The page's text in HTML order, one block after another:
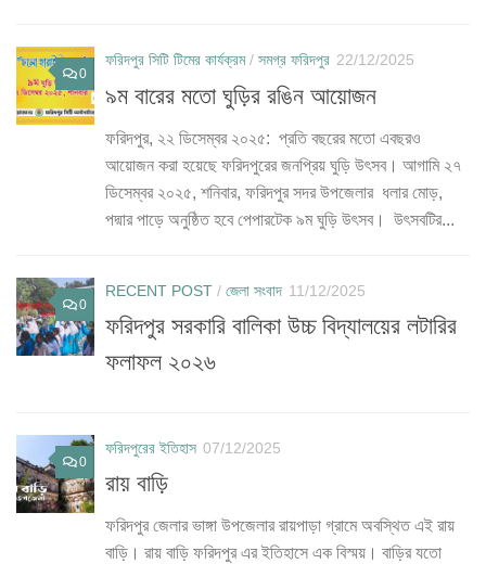
0
ফরিদপুর সিটি টিমের কার্যক্রম/ সমগ্র ফরিদপুর 22/12/2025
৯ম বারের মতো ঘুড়ির রঙিন আয়োজন
ফরিদপুর, ২২ ডিসেম্বর ২০২৫: প্রতি বছরের মতো এবছরও
আয়োজন করা হয়েছে ফরিদপুরের জনপ্রিয় ঘুড়ি উৎসব। আগামি ২৭
ডিসেম্বর ২০২৫, শনিবার, ফরিদপুর সদর উপজেলার ধলার মোড়,
পদ্মার পাড়ে অনুষ্ঠিত হবে পেপারটেক ৯ম ঘুড়ি উৎসব। উৎসবটির...
0
RECENT POST / জেলা সংবাদ 11/12/2025
ফরিদপুর সরকারি বালিকা উচ্চ বিদ্যালয়ের লটারির
ফলাফল ২০২৬
0
ফরিদপুরের ইতিহাস 07/12/2025
রায় বাড়ি
ফরিদপুর জেলার ভাঙ্গা উপজেলার রায়পাড়া গ্রামে অবস্থিত এই রায়
বাড়ি। রায় বাড়ি ফরিদপুর এর ইতিহাসে এক বিস্ময়। বাড়ির যতো